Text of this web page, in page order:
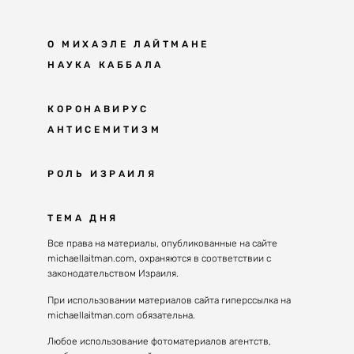
О МИХАЭЛЕ ЛАЙТМАНЕ
НАУКА КАББАЛА
Мудрость каббалы
Каббала сегодня
Великие каббалисты
Духовные состояния
Конгрессы каббалы
Каббалистическая музыка
Духовные состояния
КОРОНАВИРУС
АНТИСЕМИТИЗМ
Антисемитизм в современном мире
Решение
РОЛЬ ИЗРАИЛЯ
Почему евреи
Израиль сегодня
Избраны служить миру
ТЕМА ДНЯ
Все права на материалы, опубликованные на сайте
michaellaitman.com, охраняются в соответствии с
законодательством Израиля.
При использовании материалов сайта гиперссылка на
michaellaitman.com обязательна.
Любое использование фотоматериалов агентств,